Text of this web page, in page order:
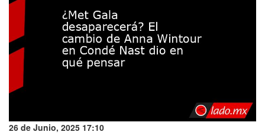
26 de Junio, 2025 17:10